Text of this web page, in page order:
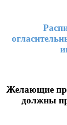
Желающие
должны